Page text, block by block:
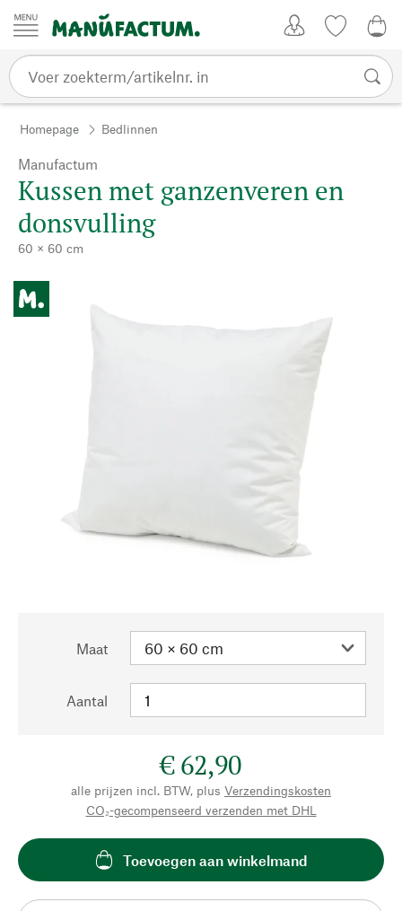
Passer au contenu
Homepage Bedlinnen
Manufactum
Kussen met ganzenveren en
donsvulling
60 × 60 cm
Maat
Aantal
€ 62,90
alle prijzen incl. BTW, plus Verzendingskosten
CO₂-gecompenseerd verzenden met DHL
Toevoegen aan winkelmand